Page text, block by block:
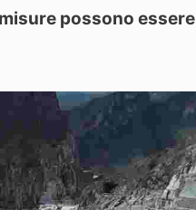
possono essere